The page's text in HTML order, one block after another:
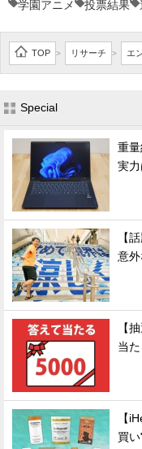
学園アニメ 投票結果
TOP > リサーチ > エ
Special
重
実力
【
意
【
当
【
買